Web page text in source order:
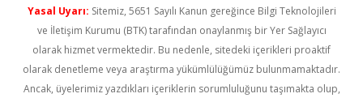
Yasal Uyarı: Sitemiz, 5651 Sayılı Kanun gereğince Bilgi Teknolojileri
ve İletişim Kurumu (BTK) tarafından onaylanmış bir Yer Sağlayıcı
olarak hizmet vermektedir. Bu nedenle, sitedeki içerikleri proaktif
olarak denetleme veya araştırma yükümlülüğümüz bulunmamaktadır.
Ancak, üyelerimiz yazdıkları içeriklerin sorumluluğunu taşımakta olup,